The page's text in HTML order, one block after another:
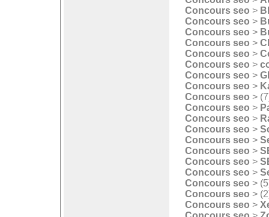
Concours seo >
Concours seo >
Concours seo >
Concours seo >
Concours seo >
Concours seo >
Concours seo >
Concours seo >
Concours seo >
Concours seo >
Concours seo >
Concours seo >
Concours seo >
Concours seo >
Concours seo >
Concours seo >
Concours seo >
Concours seo >
Concours seo >